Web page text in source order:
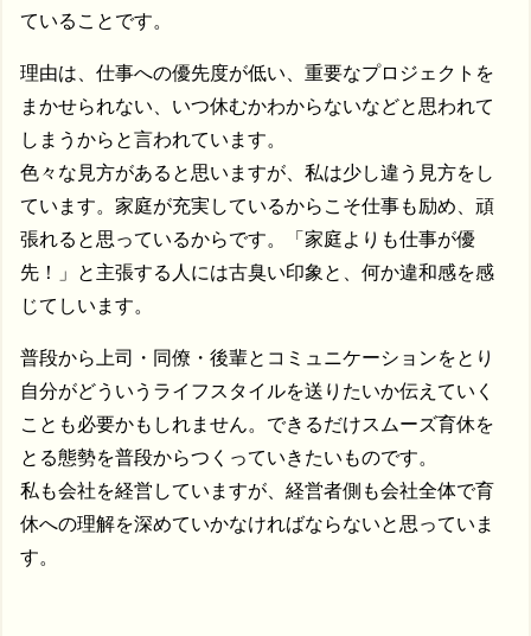
ていることです。
理由は、仕事への優先度が低い、重要なプロジェクトを
まかせられない、いつ休むかわからないなどと思われて
しまうからと言われています。
色々な見方があると思いますが、私は少し違う見方をし
ています。家庭が充実しているからこそ仕事も励め、頑
張れると思っているからです。「家庭よりも仕事が優
先！」と主張する人には古臭い印象と、何か違和感を感
じてしいます。
普段から上司・同僚・後輩とコミュニケーションをとり
自分がどういうライフスタイルを送りたいか伝えていく
ことも必要かもしれません。できるだけスムーズ育休を
とる態勢を普段からつくっていきたいものです。
私も会社を経営していますが、経営者側も会社全体で育
休への理解を深めていかなければならないと思っていま
す。